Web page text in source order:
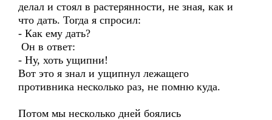
делал и стоял в растерянности, не зная, как и
что дать. Тогда я спросил:
- Как ему дать?
Он в ответ:
- Ну, хоть ущипни!
Вот это я знал и ущипнул лежащего
противника несколько раз, не помню куда.
Потом мы несколько дней боялись